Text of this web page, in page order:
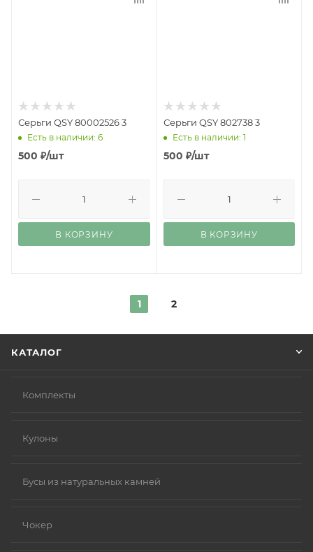
Серьги QSY 80002526 3
Есть в наличии: 6
500 ₽/шт
В КОРЗИНУ
Серьги QSY 802738 3
Есть в наличии: 1
500 ₽/шт
В КОРЗИНУ
1 2
КАТАЛОГ
Комплекты
Кулоны
Бусы из натуральных камней
Чокер